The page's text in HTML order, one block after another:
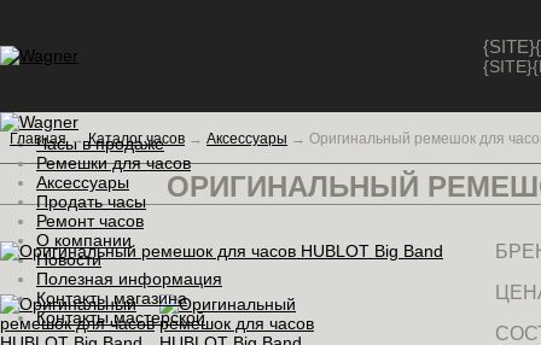
Часы в продаже
Ремешки для часов
Аксессуары
Продать часы
Ремонт часов
О компании
Новости
Полезная информация
Контакты магазина
Контакты мастерской
Главная→Каталог часов → Аксессуары → Оригинальный ремешок для
ОРИГИНАЛЬНЫЙ